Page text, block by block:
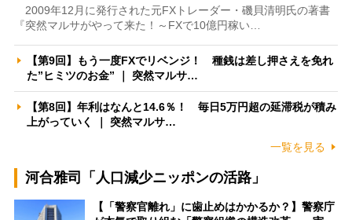
2009年12月に発行された元FXトレーダー・磯貝清明氏の著書
『突然マルサがやって来た！～FXで10億円稼い…
【第9回】もう一度FXでリベンジ！ 種銭は差し押さえを免れ
た”ヒミツのお金” ｜ 突然マルサ…
【第8回】年利はなんと14.6％！ 毎日5万円超の延滞税が積み
上がっていく ｜ 突然マルサ…
一覧を見る
河合雅司「人口減少ニッポンの活路」
【「警察官離れ」に歯止めはかかるか？】警察庁